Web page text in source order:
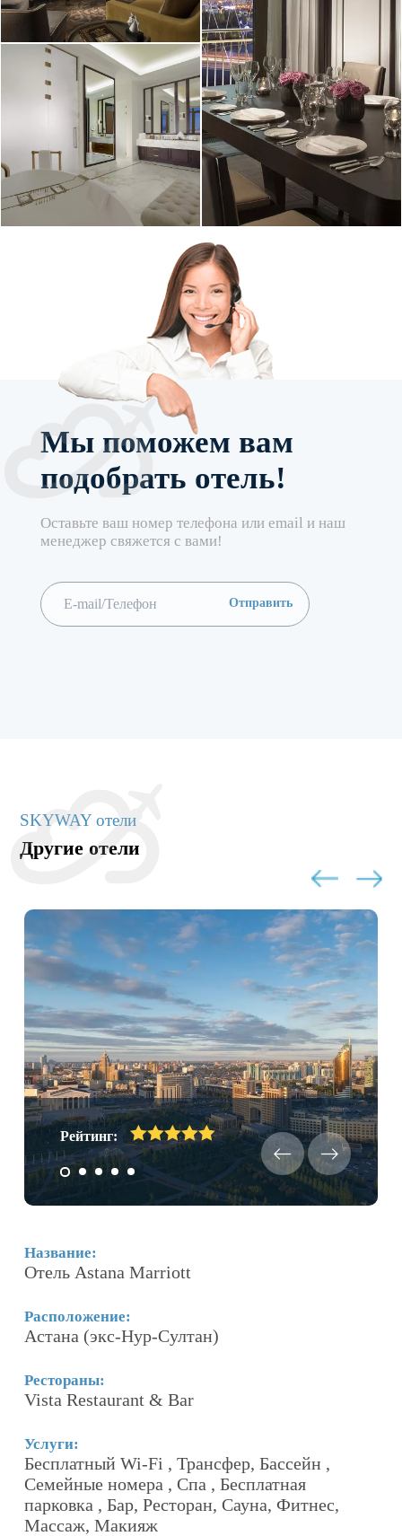
Мы поможем вам
подобрать отель!
Оставьте ваш номер телефона или email и наш
менеджер свяжется с вами!
SKYWAY отели
Другие отели
Рейтинг:
Название:
Отель Astana Marriott
Расположение:
Астана (экс-Нур-Султан)
Рестораны:
Vista Restaurant & Bar
Услуги:
Бесплатный Wi-Fi , Трансфер, Бассейн ,
Семейные номера , Спа , Бесплатная
парковка , Бар, Ресторан, Сауна, Фитнес,
Массаж, Макияж